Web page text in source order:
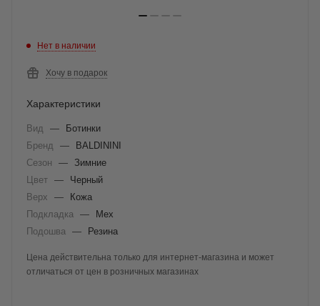
Нет в наличии
Хочу в подарок
Характеристики
Вид —
Ботинки
Бренд
—
BALDININI
Сезон
— Зимние
Цвет —
Черный
Верх
—
Кожа
Подкладка
—
Мех
Подошва
— Резина
Цена действительна только для интернет-магазина и может
отличаться от цен в розничных магазинах